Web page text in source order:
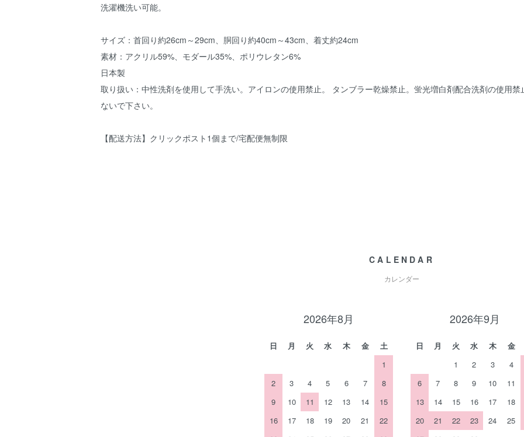
洗濯機洗い可能。
サイズ：首回り約26cm～29cm、胴回り約40cm～43cm、着丈約24cm
素材：アクリル59%、モダール35%、ポリウレタン6%
日本製
取り扱い：中性洗剤を使用して手洗い。アイロンの使用禁止。 タンブラー乾燥禁止。蛍光増白剤配合洗剤の使用
ないで下さい。
【配送方法】クリックポスト1個まで/宅配便無制限
CALENDAR
カレンダー
2026年8月
日 月 火 水 木 金
土
1
2
3 4 5 6 7
8
9
10 11 12 13 14
15
16
17 18 19 20 21
22
2026年9月
日 月 火 水 木 金
1
2 3 4
6
7 8 9 10 11
13
14 15 16 17 18
20
21 22 23 24 25